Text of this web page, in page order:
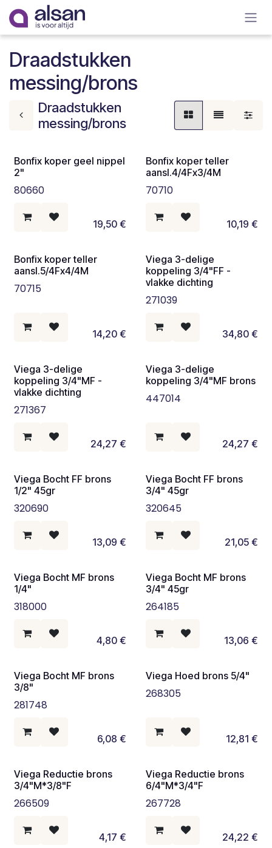
Overslaan naar inhoud
Draadstukken
messing/brons
Draadstukken
messing/brons
Bonfix koper geel nippel
2"
80660
19,50€
Bonfix koper teller
aansl.4/4Fx3/4M
70710
10,19 €
Bonfix koper teller
aansl.5/4Fx4/4M
70715
14,20€
Viega 3-delige
koppeling 3/4"FF -
vlakke dichting
271039
34,80€
Viega 3-delige
koppeling 3/4"MF -
vlakke dichting
271367
24,27 €
Viega 3-delige
koppeling 3/4"MF brons
447014
24,27 €
Viega Bocht FF brons
1/2" 45gr
320690
13,09 €
Viega Bocht FF brons
3/4" 45gr
320645
21,05€
Viega Bocht MF brons
1/4"
318000
4,80€
Viega Bocht MF brons
3/4" 45gr
264185
13,06 €
Viega Bocht MF brons
3/8"
281748
6,08 €
Viega Hoed brons 5/4"
268305
12,81 €
Viega Reductie brons
3/4"M*3/8"F
266509
4,17 €
Viega Reductie brons
6/4"M*3/4"F
267728
24,22 €